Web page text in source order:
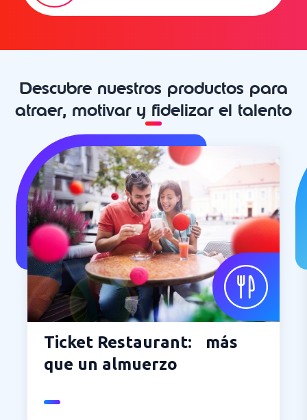
Descubre nuestros productos para
atraer, motivar y fidelizar el talento
Ticket Restaurant: más
que un almuerzo